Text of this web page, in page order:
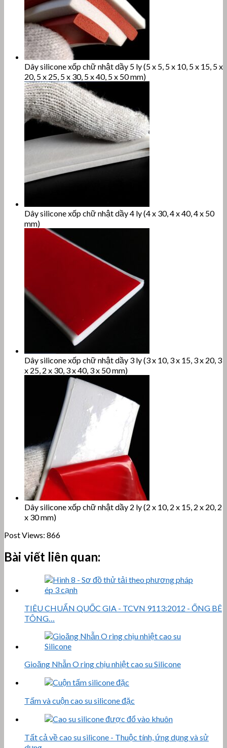
Dây silicone xốp chữ nhật dầy 5 ly (5 x 5, 5 x 10, 5 x 15, 5 x
20, 5 x 25, 5 x 30, 5 x 40, 5 x 50 mm)
Dây silicone xốp chữ nhật dầy 4 ly (4 x 30, 4 x 40, 4 x 50
mm)
Dây silicone xốp chữ nhật dầy 3 ly (3 x 10, 3 x 15, 3 x 20, 3
x 25, 2 x 30, 3 x 40, 3 x 50 mm)
Dây silicone xốp chữ nhật dầy 2 ly (2 x 10, 2 x 15, 2 x 20, 2
x 30 mm)
Post Views: 866
Bài viết liên quan:
TIÊU CHUẨN QUỐC GIA - TCVN 9113:2012 - ỐNG BÊ
TÔNG…
Gioăng Nhẫn O ring chịu nhiệt cao su Silicone
Tấm và cuộn cao su silicone đặc
Tất cả về cao su silicone - Thuộc tính, ứng dụng và sử